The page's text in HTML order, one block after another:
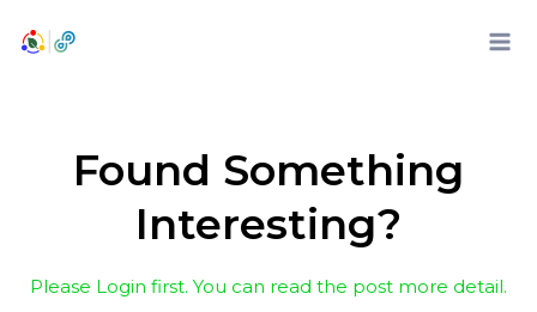
Found Something
Interesting?
Please Login first. You can read the post more detail.